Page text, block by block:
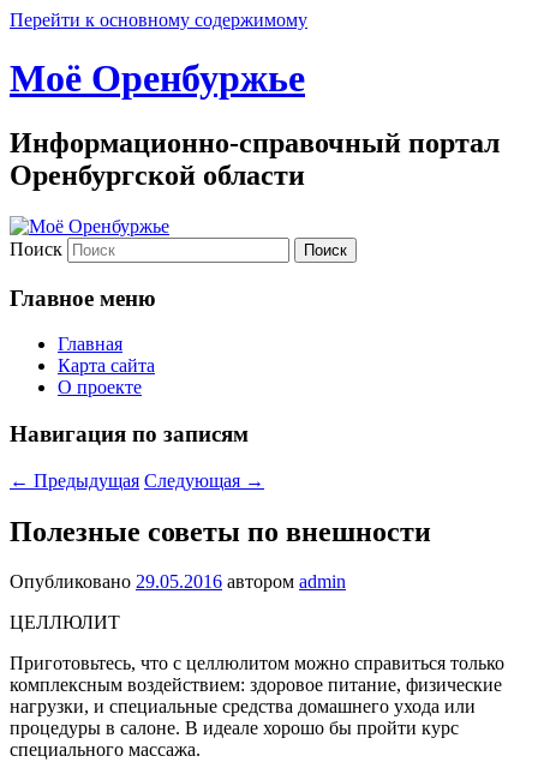
Перейти к основному содержимому
Моё Оренбуржье
Информационно-справочный портал
Оренбургской области
Поиск
Главное меню
Главная
Карта сайта
О проекте
Навигация по записям
← Предыдущая Следующая →
Полезные советы по внешности
Опубликовано 29.05.2016 автором admin
ЦЕЛЛЮЛИТ
Приготовьтесь, что с цел­люлитом можно справить­ся только
комплексным воз­действием: здоровое пита­ние, физические
нагрузки, и специальные средства домашнего ухода или
проце­дуры в салоне. В идеале хоро­шо бы пройти курс
специаль­ного массажа.